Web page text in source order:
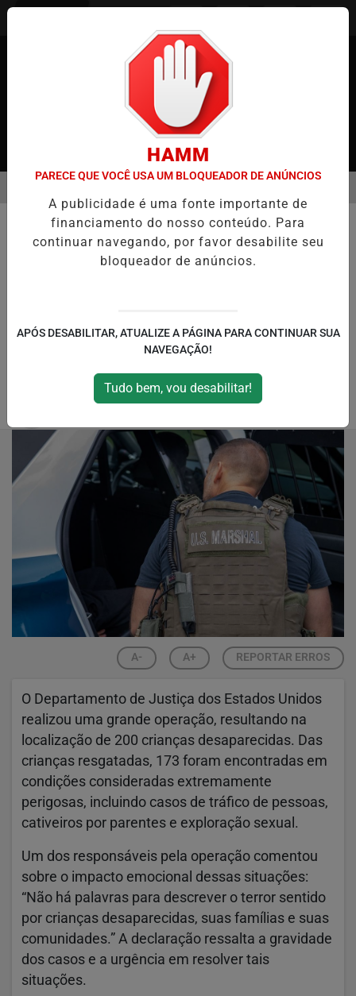
EM ALTA
MUNDO
Departamento de Justiça dos EUA
Resgata 200 Crianças
Ação Envolve Casos de Tráfico de Pessoas,
Cativeiro por Parentes e Exploração Sexual
Pathy Moraes
A- A+ REPORTAR ERROS
O Departamento de Justiça dos Estados Unidos
realizou uma grande operação, resultando na
localização de 200 crianças desaparecidas. Das
crianças resgatadas, 173 foram encontradas em
condições consideradas extremamente
perigosas, incluindo casos de tráfico de pessoas,
cativeiros por parentes e exploração sexual.
Um dos responsáveis pela operação comentou
sobre o impacto emocional dessas situações:
“Não há palavras para descrever o terror sentido
por crianças desaparecidas, suas famílias e suas
comunidades.” A declaração ressalta a gravidade
dos casos e a urgência em resolver tais
situações.
HAMM
PARECE QUE VOCÊ USA UM BLOQUEADOR DE ANÚNCIOS
A publicidade é uma fonte importante de
financiamento do nosso conteúdo. Para
continuar navegando, por favor desabilite seu
bloqueador de anúncios.
APÓS DESABILITAR, ATUALIZE A PÁGINA PARA CONTINUAR SUA
NAVEGAÇÃO!
Tudo bem, vou desabilitar!